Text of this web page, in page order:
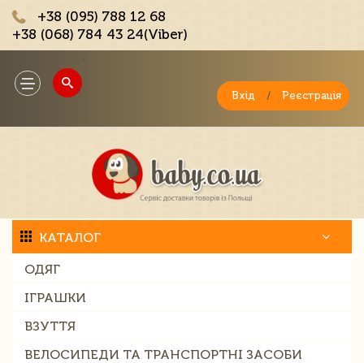
+38 (095) 788 12 68
+38 (068) 784 43 24(Viber)
Toggle
navigation
Вхід / Реєстрація
КАТАЛОГ
ОДЯГ
ІГРАШКИ
ВЗУТТЯ
ВЕЛОСИПЕДИ ТА ТРАНСПОРТНІ ЗАСОБИ